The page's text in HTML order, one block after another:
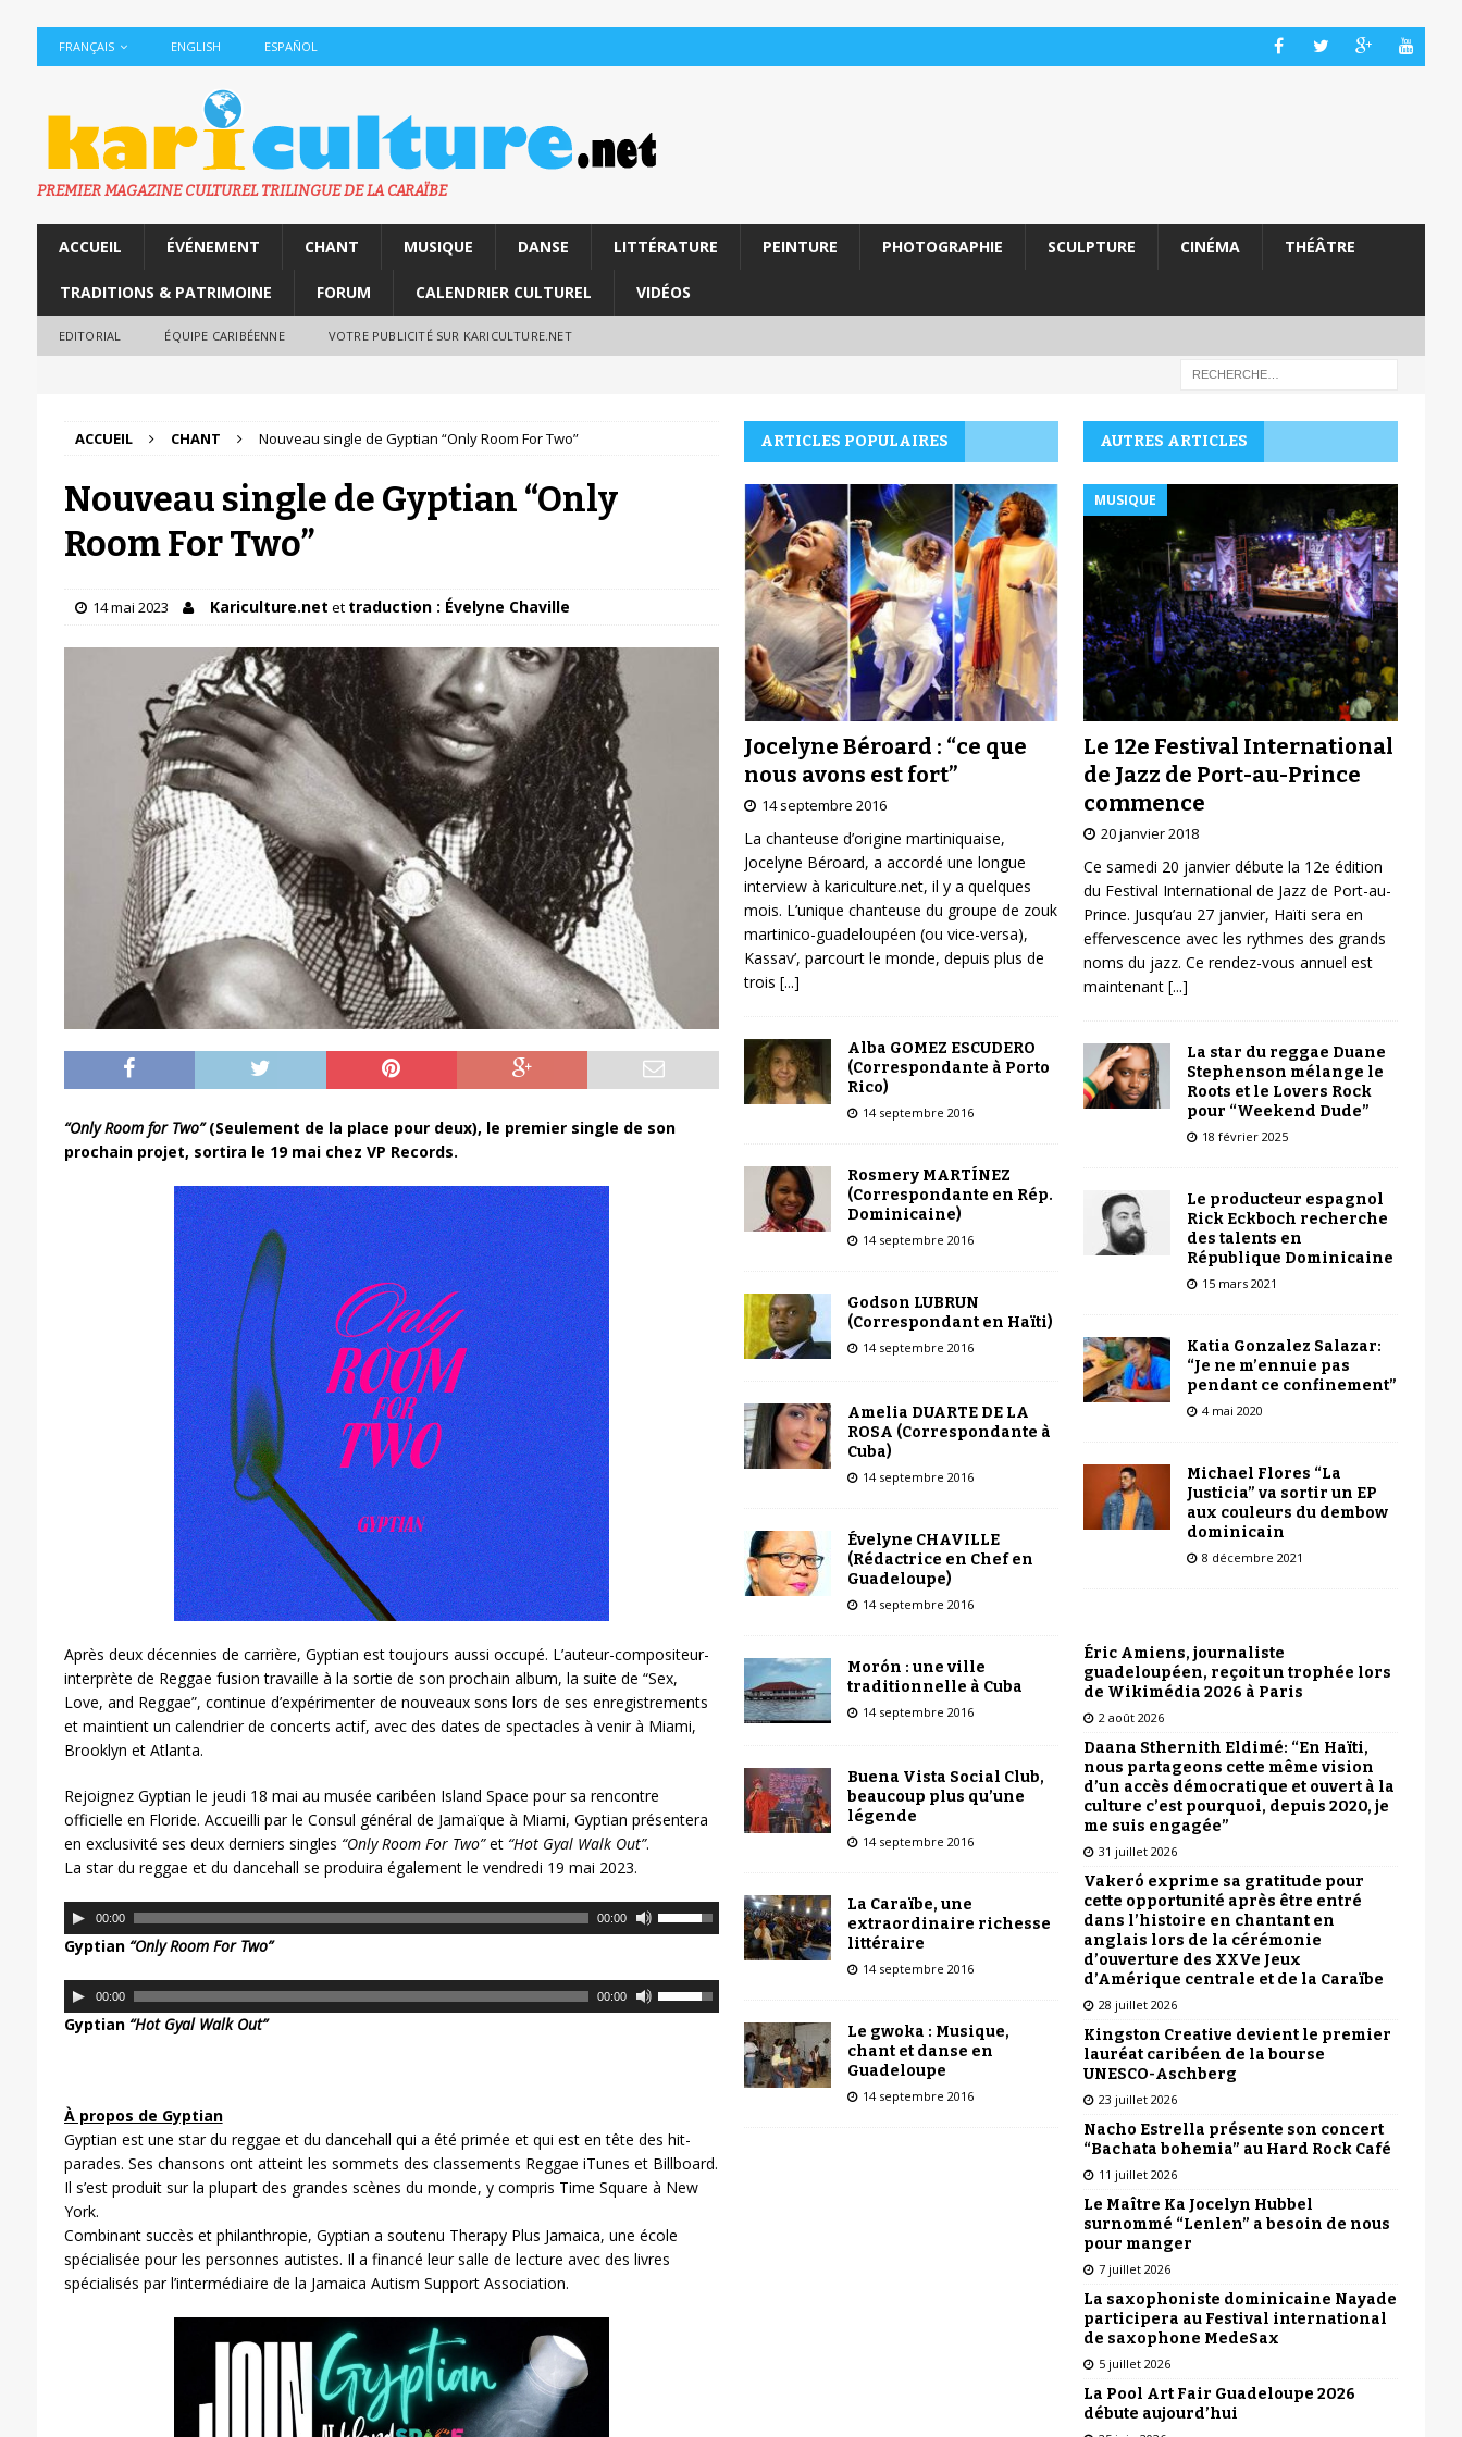
FRANÇAIS ENGLISH ESPAÑOL
PREMIER MAGAZINE CULTUREL TRILINGUE DE LA CARAÏBE
ACCUEIL ÉVÉNEMENT CHANT MUSIQUE DANSE LITTÉRATURE PEINTURE PHOTOGRAPHIE SCULPTURE CINÉMA THÉÂTRE
TRADITIONS & PATRIMOINE FORUM CALENDRIER CULTUREL VIDÉOS
EDITORIAL ÉQUIPE CARIBÉENNE VOTRE PUBLICITÉ SUR KARICULTURE.NET
ACCUEIL CHANT Nouveau single de Gyptian “Only Room For Two”
Nouveau single de Gyptian “Only
Room For Two”
14 mai 2023 Kariculture.net et traduction : Évelyne Chaville
“Only Room for Two”(Seulement de la place pour deux), le premier single de son
prochain projet, sortira le 19 mai chez VP Records.
Après deux décennies de carrière, Gyptian est toujours aussi occupé. L’auteur-compositeur-
interprète de Reggae fusion travaille à la sortie de son prochain album, la suite de “Sex,
Love, and Reggae”, continue d’expérimenter de nouveaux sons lors de ses enregistrements
et maintient un calendrier de concerts actif, avec des dates de spectacles à venir à Miami,
Brooklyn et Atlanta.
Rejoignez Gyptian le jeudi 18 mai au musée caribéen Island Space pour sa rencontre
officielle en Floride. Accueilli par le Consul général de Jamaïque à Miami, Gyptian présentera
en exclusivité ses deux derniers singles “Only Room For Two”et “Hot Gyal Walk Out”.
La star du reggae et du dancehall se produira également le vendredi 19 mai 2023.
e
t
e
u
u
d
o
00:00 00:00
U
t
l
i
è
Gyptian “Only Room For Two”
e
u
r
a
u
d
i
o
00:00 00:00
U
t
e
z
l
s
f
Gyptian “Hot Gyal Walk Out”
À propos de Gyptian
Gyptian est une star du reggae et du dancehall qui a été primée et qui est en tête des hit-
parades. Ses chansons ont atteint les sommets des classements Reggae iTunes et Billboard.
Il s’est produit sur la plupart des grandes scènes du monde, y compris Time Square à New
York.
Combinant succès et philanthropie, Gyptian a soutenu Therapy Plus Jamaica, une école
spécialisée pour les personnes autistes. Il a financé leur salle de lecture avec des livres
spécialisés par l’intermédiaire de la Jamaica Autism Support Association.
ARTICLES POPULAIRES
Jocelyne Béroard : “ce que
nous avons est fort”
14 septembre 2016
La chanteuse d’origine martiniquaise,
Jocelyne Béroard, a accordé une longue
interview à kariculture.net, il y a quelques
mois. L’unique chanteuse du groupe de zouk
martinico-guadeloupéen (ou vice-versa),
Kassav’, parcourt le monde, depuis plus de
trois [...]
Alba GOMEZ ESCUDERO
(Correspondante à Porto
Rico)
14 septembre 2016
Rosmery MARTÍNEZ
(Correspondante en Rép.
Dominicaine)
14 septembre 2016
Godson LUBRUN
(Correspondant en Haïti)
14 septembre 2016
Amelia DUARTE DE LA
ROSA (Correspondante à
Cuba)
14 septembre 2016
Évelyne CHAVILLE
(Rédactrice en Chef en
Guadeloupe)
14 septembre 2016
Morón : une ville
traditionnelle à Cuba
14 septembre 2016
Buena Vista Social Club,
beaucoup plus qu’une
légende
14 septembre 2016
La Caraïbe, une
extraordinaire richesse
littéraire
14 septembre 2016
Le gwoka : Musique,
chant et danse en
Guadeloupe
14 septembre 2016
AUTRES ARTICLES
MUSIQUE
Le 12e Festival International
de Jazz de Port-au-Prince
commence
20 janvier 2018
Ce samedi 20 janvier débute la 12e édition
du Festival International de Jazz de Port-au-
Prince. Jusqu’au 27 janvier, Haïti sera en
effervescence avec les rythmes des grands
noms du jazz. Ce rendez-vous annuel est
maintenant [...]
La star du reggae Duane
Stephenson mélange le
Roots et le Lovers Rock
pour “Weekend Dude”
18 février 2025
Le producteur espagnol
Rick Eckboch recherche
des talents en
République Dominicaine
15 mars 2021
Katia Gonzalez Salazar:
“Je ne m’ennuie pas
pendant ce confinement”
4 mai 2020
Michael Flores “La
Justicia” va sortir un EP
aux couleurs du dembow
dominicain
8 décembre 2021
Éric Amiens, journaliste
guadeloupéen, reçoit un trophée lors
de Wikimédia 2026 à Paris
2 août 2026
Daana Sthernith Eldimé: “En Haïti,
nous partageons cette même vision
d’un accès démocratique et ouvert à la
culture c’est pourquoi, depuis 2020, je
me suis engagée”
31 juillet 2026
Vakeró exprime sa gratitude pour
cette opportunité après être entré
dans l’histoire en chantant en
anglais lors de la cérémonie
d’ouverture des XXVe Jeux
d’Amérique centrale et de la Caraïbe
28 juillet 2026
Kingston Creative devient le premier
lauréat caribéen de la bourse
UNESCO-Aschberg
23 juillet 2026
Nacho Estrella présente son concert
“Bachata bohemia” au Hard Rock Café
11 juillet 2026
Le Maître Ka Jocelyn Hubbel
surnommé “Lenlen” a besoin de nous
pour manger
7 juillet 2026
La saxophoniste dominicaine Nayade
participera au Festival international
de saxophone MedeSax
5 juillet 2026
La Pool Art Fair Guadeloupe 2026
débute aujourd’hui